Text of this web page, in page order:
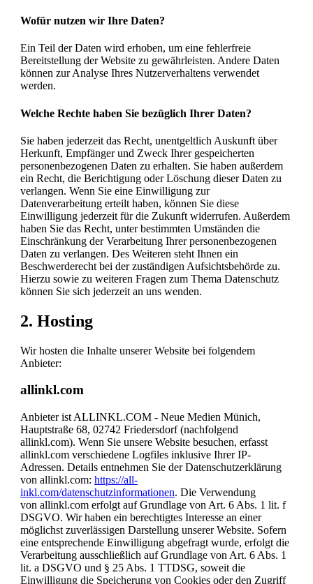
Wofür nutzen wir Ihre Daten?
Ein Teil der Daten wird erhoben, um eine fehlerfreie
Bereitstellung der Website zu gewährleisten. Andere Daten
können zur Analyse Ihres Nutzerverhaltens verwendet
werden.
Welche Rechte haben Sie bezüglich Ihrer Daten?
Sie haben jederzeit das Recht, unentgeltlich Auskunft über
Herkunft, Empfänger und Zweck Ihrer gespeicherten
personenbezogenen Daten zu erhalten. Sie haben außerdem
ein Recht, die Berichtigung oder Löschung dieser Daten zu
verlangen. Wenn Sie eine Einwilligung zur
Datenverarbeitung erteilt haben, können Sie diese
Einwilligung jederzeit für die Zukunft widerrufen. Außerdem
haben Sie das Recht, unter bestimmten Umständen die
Einschränkung der Verarbeitung Ihrer personenbezogenen
Daten zu verlangen. Des Weiteren steht Ihnen ein
Beschwerderecht bei der zuständigen Aufsichtsbehörde zu.
Hierzu sowie zu weiteren Fragen zum Thema Datenschutz
können Sie sich jederzeit an uns wenden.
2. Hosting
Wir hosten die Inhalte unserer Website bei folgendem
Anbieter:
allinkl.com
Anbieter ist ALLINKL.COM - Neue Medien Münich,
Hauptstraße 68, 02742 Friedersdorf (nachfolgend
allinkl.com). Wenn Sie unsere Website besuchen, erfasst
allinkl.com verschiedene Logfiles inklusive Ihrer IP-
Adressen. Details entnehmen Sie der Datenschutzerklärung
von allinkl.com:https://all-
inkl.com/datenschutzinformationen. Die Verwendung
von allinkl.com erfolgt auf Grundlage von Art. 6 Abs. 1 lit. f
DSGVO. Wir haben ein berechtigtes Interesse an einer
möglichst zuverlässigen Darstellung unserer Website. Sofern
eine entsprechende Einwilligung abgefragt wurde, erfolgt die
Verarbeitung ausschließlich auf Grundlage von Art. 6 Abs. 1
lit. a DSGVO und § 25 Abs. 1 TTDSG, soweit die
Einwilligung die Speicherung von Cookies oder den Zugriff